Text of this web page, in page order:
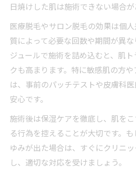
日焼けした肌は施術できない場合が
医療脱毛やサロン脱毛の効果は個
質によって必要な回数や期間が異
ジュールで施術を詰め込むと、肌
クも高まります。特に敏感肌の方
は、事前のパッチテストや皮膚科
安心です。
施術後は保湿ケアを徹底し、肌を
る行為を控えることが大切です。
ゆみが出た場合は、すぐにクリニ
し、適切な対応を受けましょう。